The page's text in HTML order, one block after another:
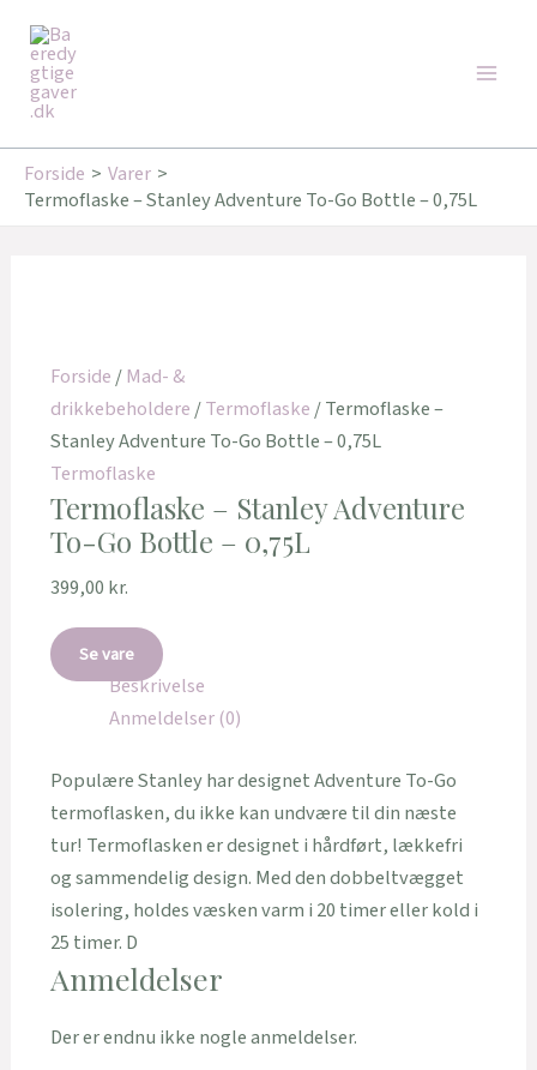
indholdet
Forside
Varer
Termoflaske – Stanley Adventure To-Go Bottle – 0,75L
Forside/Mad- &
drikkebeholdere/Termoflaske/ Termoflaske –
Stanley Adventure To-Go Bottle – 0,75L
Termoflaske
Termoflaske – Stanley Adventure
To-Go Bottle – 0,75L
399,00 kr.
Se vare
Beskrivelse
Anmeldelser (0)
Populære Stanley har designet Adventure To-Go
termoflasken, du ikke kan undvære til din næste
tur! Termoflasken er designet i hårdført, lækkefri
og sammendelig design. Med den dobbeltvægget
isolering, holdes væsken varm i 20 timer eller kold i
25 timer. D
Anmeldelser
Der er endnu ikke nogle anmeldelser.
Tilbud!
Tilbud!
219,00 kr..175,20 kr..
Tilbud!
Tilbud!
349,95 kr..260,00 kr..
Tilbud!
Tilbud!
34,95 kr..29,95 kr..